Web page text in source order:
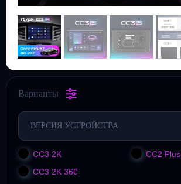
Варианты
ВЕРСИЯ УСТРОЙСТВА
CC3 2K
CC2 Plus
CC3 2K 360